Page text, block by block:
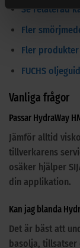
Se relaterad
Fler
Fler produkter
FUCHS
Vanliga frågor
Passar HydraWay
Jämför alltid
tillverkarens
osäker hjälper
din applikation.
Kan jag blanda
Det är bäst att
basolja, tillsatser